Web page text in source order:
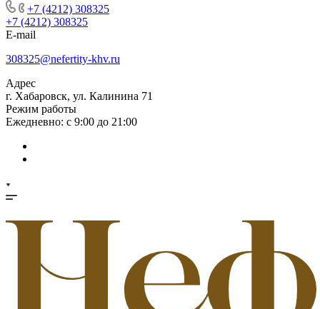
+7 (4212) 308325
+7 (4212) 308325
E-mail
308325@nefertity-khv.ru
Адрес
г. Хабаровск, ул. Калинина 71
Режим работы
Ежедневно: с 9:00 до 21:00